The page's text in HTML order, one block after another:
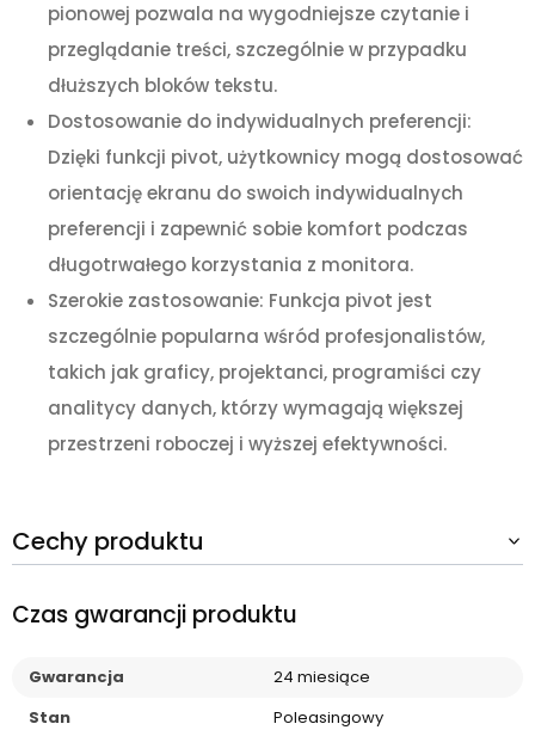
pionowej pozwala na wygodniejsze czytanie i
przeglądanie treści, szczególnie w przypadku
dłuższych bloków tekstu.
Dostosowanie do indywidualnych preferencji:
Dzięki funkcji pivot, użytkownicy mogą dostosować
orientację ekranu do swoich indywidualnych
preferencji i zapewnić sobie komfort podczas
długotrwałego korzystania z monitora.
Szerokie zastosowanie: Funkcja pivot jest
szczególnie popularna wśród profesjonalistów,
takich jak graficy, projektanci, programiści czy
analitycy danych, którzy wymagają większej
przestrzeni roboczej i wyższej efektywności.
Cechy produktu
Czas gwarancji produktu
Gwarancja
24 miesiące
Stan
Poleasingowy